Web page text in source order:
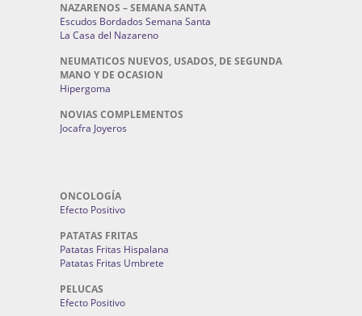
NAZARENOS – SEMANA SANTA
Escudos Bordados Semana Santa
La Casa del Nazareno
NEUMATICOS NUEVOS, USADOS, DE SEGUNDA
MANO Y DE OCASION
Hipergoma
NOVIAS COMPLEMENTOS
Jocafra Joyeros
ONCOLOGÍA
Efecto Positivo
PATATAS FRITAS
Patatas Fritas Hispalana
Patatas Fritas Umbrete
PELUCAS
Efecto Positivo